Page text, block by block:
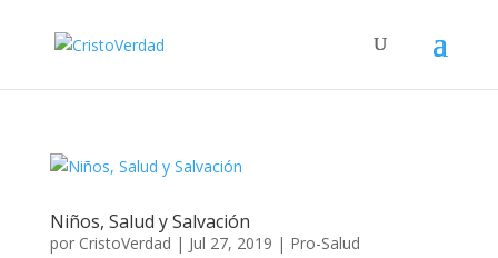
Niños, Salud y Salvación
por CristoVerdad | Jul 27, 2019 | Pro-Salud